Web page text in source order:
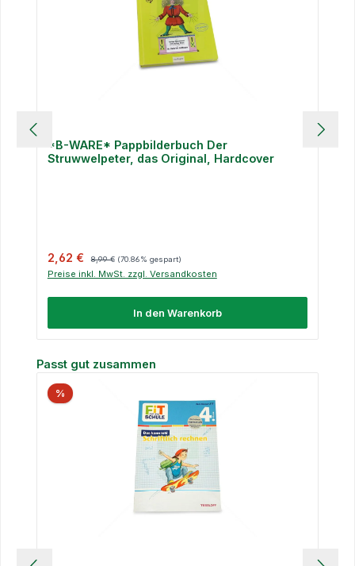
*B-WARE* Pappbilderbuch Der
Struwwelpeter, das Original, Hardcover
Verkaufspreis:
2,62 € 8,99 € (70.86% gespart)
Preise inkl. MwSt. zzgl. Versandkosten
In den Warenkorb
Produktgalerie überspringen
Passt gut zusammen
%